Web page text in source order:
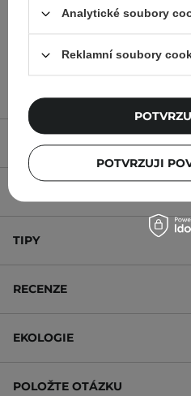
179,00 Kč
POPIS
TIPY
RECENZE
EKOLOGIE
POLOŽTE OTÁZKU
Analytické soubory
Reklamní soubory
POTVRZUJI